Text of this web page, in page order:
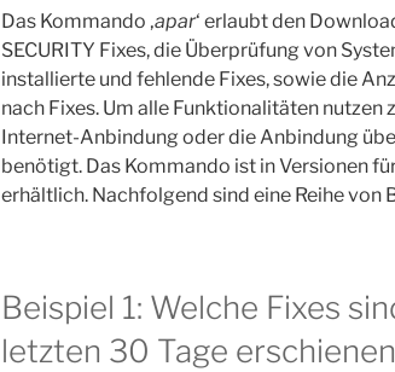
Das Kommando ‚apar‘ erlaubt den
SECURITY Fixes, die Überprüfung von
installierte und fehlende Fixes, sowie die
nach Fixes. Um alle Funktionalitäten nutzen
Internet-Anbindung oder die Anbindung
benötigt. Das Kommando ist in Versionen
erhältlich. Nachfolgend sind eine Reihe von
Beispiel 1: Welche Fixes
letzten 30 Tage